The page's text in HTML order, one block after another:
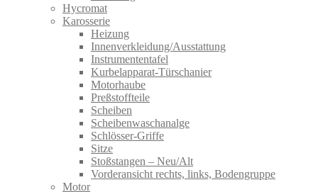
Hycromat
Karosserie
Heizung
Innenverkleidung/Ausstattung
Instrumententafel
Kurbelapparat-Türschanier
Motorhaube
Preßstoffteile
Scheiben
Scheibenwaschanalge
Schlösser-Griffe
Sitze
Stoßstangen – Neu/Alt
Vorderansicht rechts, links, Bodengruppe
Motor